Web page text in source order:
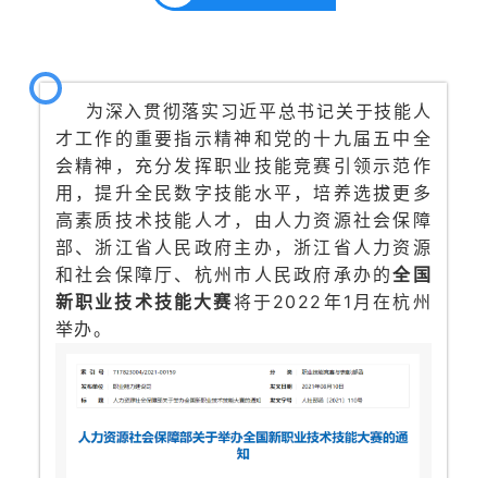
为深入贯彻落实习近平总书记关于技能人
才工作的重要指示精神和党的十九届五中全
会精神，充分发挥职业技能竞赛引领示范作
用，提升全民数字技能水平，培养选拔更多
高素质技术技能人才，由人力资源社会保障
部、浙江省人民政府主办，浙江省人力资源
和社会保障厅、杭州市人民政府承办的全国
新职业技术技能大赛将于2022年1月在杭州
举办。